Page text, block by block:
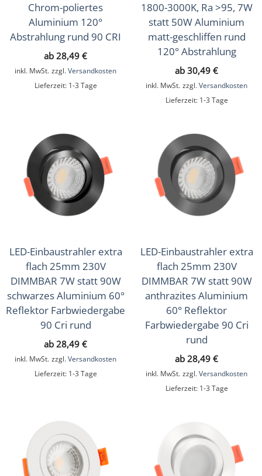
Chrom-poliertes
Aluminium 120°
Abstrahlung rund 90 CRI
ab 28,49 €
inkl. MwSt. zzgl. Versandkosten
Lieferzeit: 1-3 Tage
1800-3000K, Ra >95, 7W
statt 50W Aluminium
matt-geschliffen rund
120° Abstrahlung
ab 30,49 €
inkl. MwSt. zzgl. Versandkosten
Lieferzeit: 1-3 Tage
LED-Einbaustrahler extra
flach 25mm 230V
DIMMBAR 7W statt 90W
schwarzes Aluminium 60°
Reflektor Farbwiedergabe
90 Cri rund
ab 28,49 €
inkl. MwSt. zzgl. Versandkosten
Lieferzeit: 1-3 Tage
LED-Einbaustrahler extra
flach 25mm 230V
DIMMBAR 7W statt 90W
anthrazites Aluminium
60° Reflektor
Farbwiedergabe 90 Cri
rund
ab 28,49 €
inkl. MwSt. zzgl. Versandkosten
Lieferzeit: 1-3 Tage